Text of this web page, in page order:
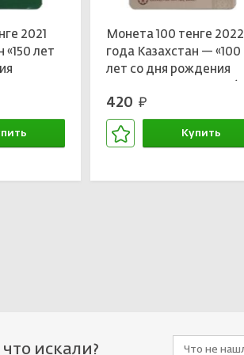
2021
«150 лет
(в
Монета 100 тенге 2022
года Казахстан — «100
лет со дня рождения
блистере)
420 руб.
Купить
искали?